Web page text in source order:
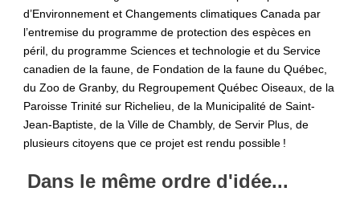
d’Environnement et Changements climatiques Canada par
l’entremise du programme de protection des espèces en
péril, du programme Sciences et technologie et du Service
canadien de la faune, de Fondation de la faune du Québec,
du Zoo de Granby, du Regroupement Québec Oiseaux, de la
Paroisse Trinité sur Richelieu, de la Municipalité de Saint-
Jean-Baptiste, de la Ville de Chambly, de Servir Plus, de
plusieurs citoyens que ce projet est rendu possible !
Dans le même ordre d'idée...